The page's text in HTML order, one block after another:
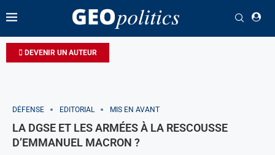
DEVENIR UN AUTEUR
DÉFENSE EDITORIAL MIS EN AVANT
LA DGSE ET LES ARMÉES À LA RESCOUSSE
D’EMMANUEL MACRON ?